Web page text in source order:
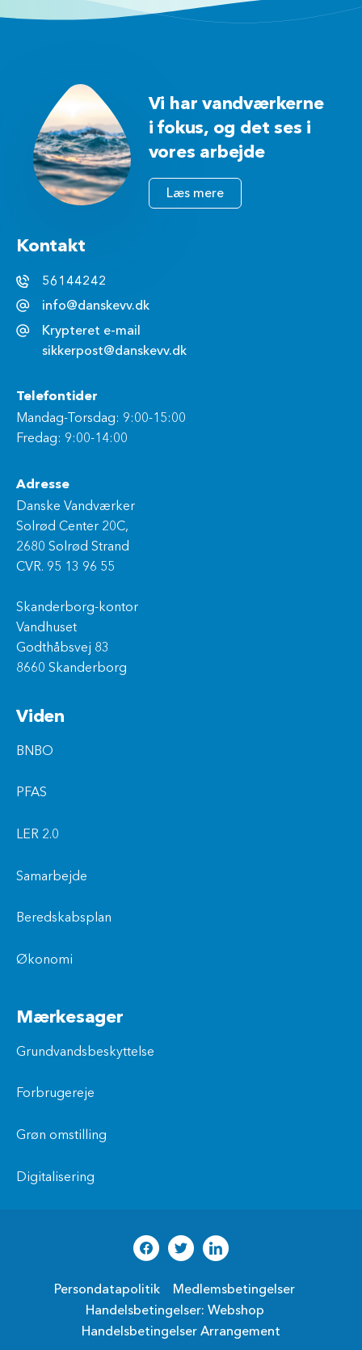
Vi har vandværkerne
i fokus, og det ses i
vores arbejde
Læs mere
Kontakt
56144242
info@danskevv.dk
Krypteret e-mail
sikkerpost@danskevv.dk
Telefontider
Mandag-Torsdag: 9:00-15:00
Fredag: 9:00-14:00
Adresse
Danske Vandværker
Solrød Center 20C,
2680 Solrød Strand
CVR. 95 13 96 55
Skanderborg-kontor
Vandhuset
Godthåbsvej 83
8660 Skanderborg
Viden
BNBO
PFAS
LER 2.0
Samarbejde
Beredskabsplan
Økonomi
Mærkesager
Grundvandsbeskyttelse
Forbrugereje
Grøn omstilling
Digitalisering
Persondatapolitik
Medlemsbetingelser
Handelsbetingelser: Webshop
Handelsbetingelser Arrangement